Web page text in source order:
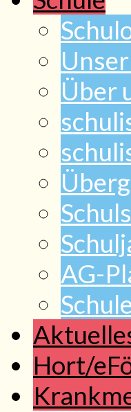
Über
AG-
Hort/